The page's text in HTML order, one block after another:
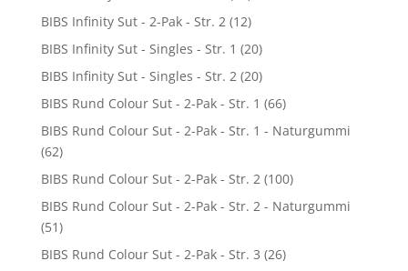
BIBS Infinity Sut - 2-Pak - Str. 2 (12)
BIBS Infinity Sut - Singles - Str. 1 (20)
BIBS Infinity Sut - Singles - Str. 2 (20)
BIBS Rund Colour Sut - 2-Pak - Str. 1 (66)
BIBS Rund Colour Sut - 2-Pak - Str. 1 - Naturgummi
(62)
BIBS Rund Colour Sut - 2-Pak - Str. 2 (100)
BIBS Rund Colour Sut - 2-Pak - Str. 2 - Naturgummi
(51)
BIBS Rund Colour Sut - 2-Pak - Str. 3 (26)